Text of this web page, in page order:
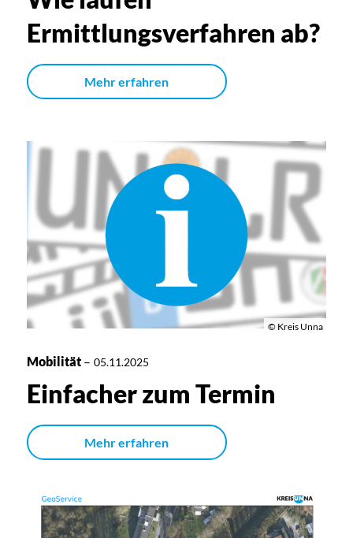
Ermittlungsverfahren ab?
Mehr erfahren
© Kreis Unna
Mobilität– 05.11.2025
Einfacher zum Termin
Mehr erfahren